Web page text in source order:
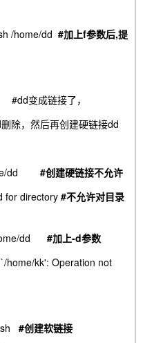
/home/dd #加上f参数后,提
变成链接了，
除，然后再创建硬链接dd
dd
#创建硬链接不允许
for directory #不允许对目录
dd #加上-d参数
home/kk': Operation not
#创建软链接